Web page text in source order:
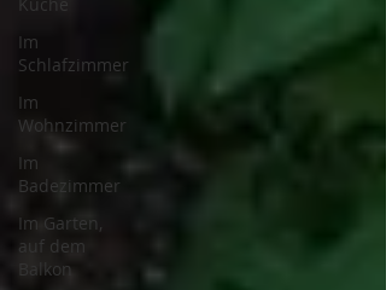
Im
Schlafzimmer
Im
Wohnzimmer
Im
Badezimmer
Im Garten,
auf dem
Balkon